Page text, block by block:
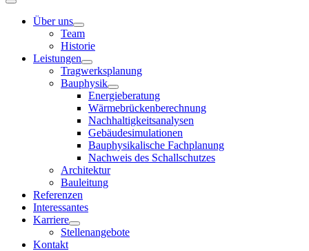
Toggle
NavigationÜber uns
Team
Historie
Leistungen
Tragwerksplanung
Bauphysik
Energieberatung
Wärmebrückenberechnung
Nachhaltigkeitsanalysen
Gebäudesimulationen
Bauphysikalische Fachplanung
Nachweis des Schallschutzes
Architektur
Bauleitung
Referenzen
Interessantes
Karriere
Stellenangebote
Kontakt